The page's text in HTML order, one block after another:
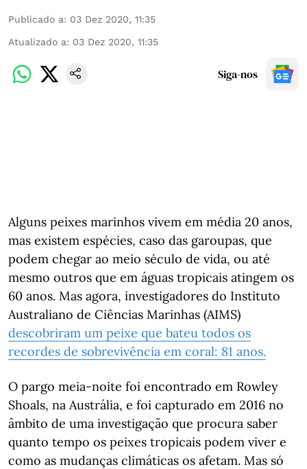
Publicado a: 03 Dez 2020, 11:35
Atualizado a: 03 Dez 2020, 11:35
Siga-nos
Alguns peixes marinhos vivem em média 20 anos,
mas existem espécies, caso das garoupas, que
podem chegar ao meio século de vida, ou até
mesmo outros que em águas tropicais atingem os
60 anos. Mas agora, investigadores do Instituto
Australiano de Ciências Marinhas (AIMS)
descobriram um peixe que bateu todos os
recordes de sobrevivência em coral: 81 anos.
O pargo meia-noite foi encontrado em Rowley
Shoals, na Austrália, e foi capturado em 2016 no
âmbito de uma investigação que procura saber
quanto tempo os peixes tropicais podem viver e
como as mudanças climáticas os afetam. Mas só